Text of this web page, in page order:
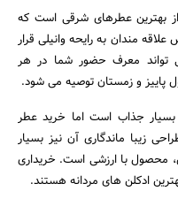
بهترین عطرهای شرقی است که
مندان به رایحه وانیلی قرار
تواند معرف حضور شما در هر
پاییز و زمستان توصیه می شود.
بسیار جذاب است اما خرید عطر
زیبا ماندگاری آن نیز بسیار
محصول با ارزشی است. خریداری
ادکلن های مردانه هستند.